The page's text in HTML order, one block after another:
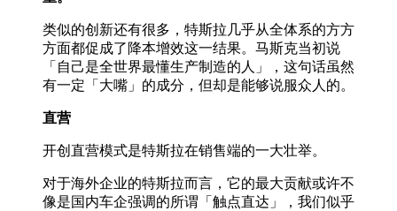
类似的创新还有很多，特斯拉几乎从全体系的方方
方面都促成了降本增效这一结果。马斯克当初说
「自己是全世界最懂生产制造的人」，这句话虽然
有一定「大嘴」的成分，但却是能够说服众人的。
直营
开创直营模式是特斯拉在销售端的一大壮举。
对于海外企业的特斯拉而言，它的最大贡献或许不
像是国内车企强调的所谓「触点直达」，我们似乎